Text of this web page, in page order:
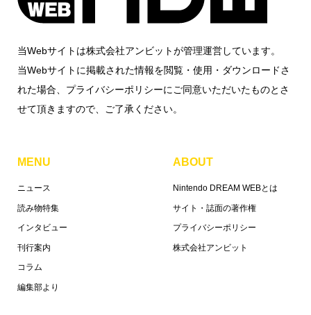
当Webサイトは株式会社アンビットが管理運営しています。
当Webサイトに掲載された情報を閲覧・使用・ダウンロードさ
れた場合、プライバシーポリシーにご同意いただいたものとさ
せて頂きますので、ご了承ください。
MENU
ニュース
読み物特集
インタビュー
刊行案内
コラム
編集部より
ABOUT
Nintendo DREAM WEBとは
サイト・誌面の著作権
プライバシーポリシー
株式会社アンビット